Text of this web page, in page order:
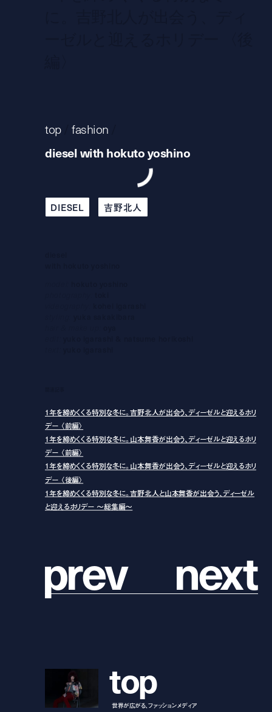
top/fashion
diesel with hokuto yoshino
DIESEL 吉野北人
1年を締めくくる特別な冬に。吉野北人が出会う、ディーゼルと迎えるホリ
デー 〈前編〉
1年を締めくくる特別な冬に。山本舞香が出会う、ディーゼルと迎えるホリ
デー 〈前編〉
1年を締めくくる特別な冬に。山本舞香が出会う、ディーゼルと迎えるホリ
デー 〈後編〉
1年を締めくくる特別な冬に。吉野北人と山本舞香が出会う、ディーゼル
と迎えるホリデー 〜総集編〜
prev next
top
世界が広がる、ファッションメディア